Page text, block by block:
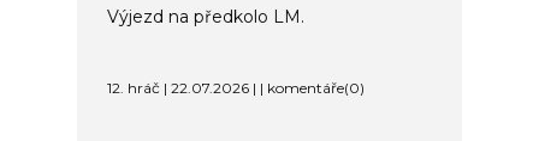
Výjezd na předkolo LM.
12. hráč | 22.07.2026 | | komentáře(0)